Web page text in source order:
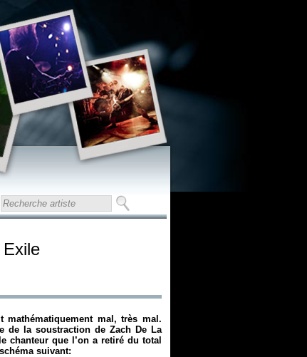
mal, très mal.
de la soustraction de Zach De La
chanteur que l’on a retiré du total
suivant: